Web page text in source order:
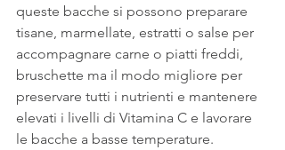
queste bacche si possono preparare
tisane, marmellate, estratti o salse per
accompagnare carne o piatti freddi,
bruschette ma il modo migliore per
preservare tutti i nutrienti e mantenere
elevati i livelli di Vitamina C e lavorare
le bacche a basse temperature.